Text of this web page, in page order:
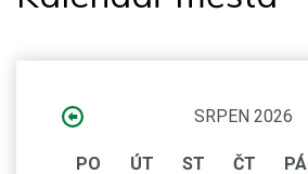
SRPEN 2026
PO ÚT ST ČT PÁ